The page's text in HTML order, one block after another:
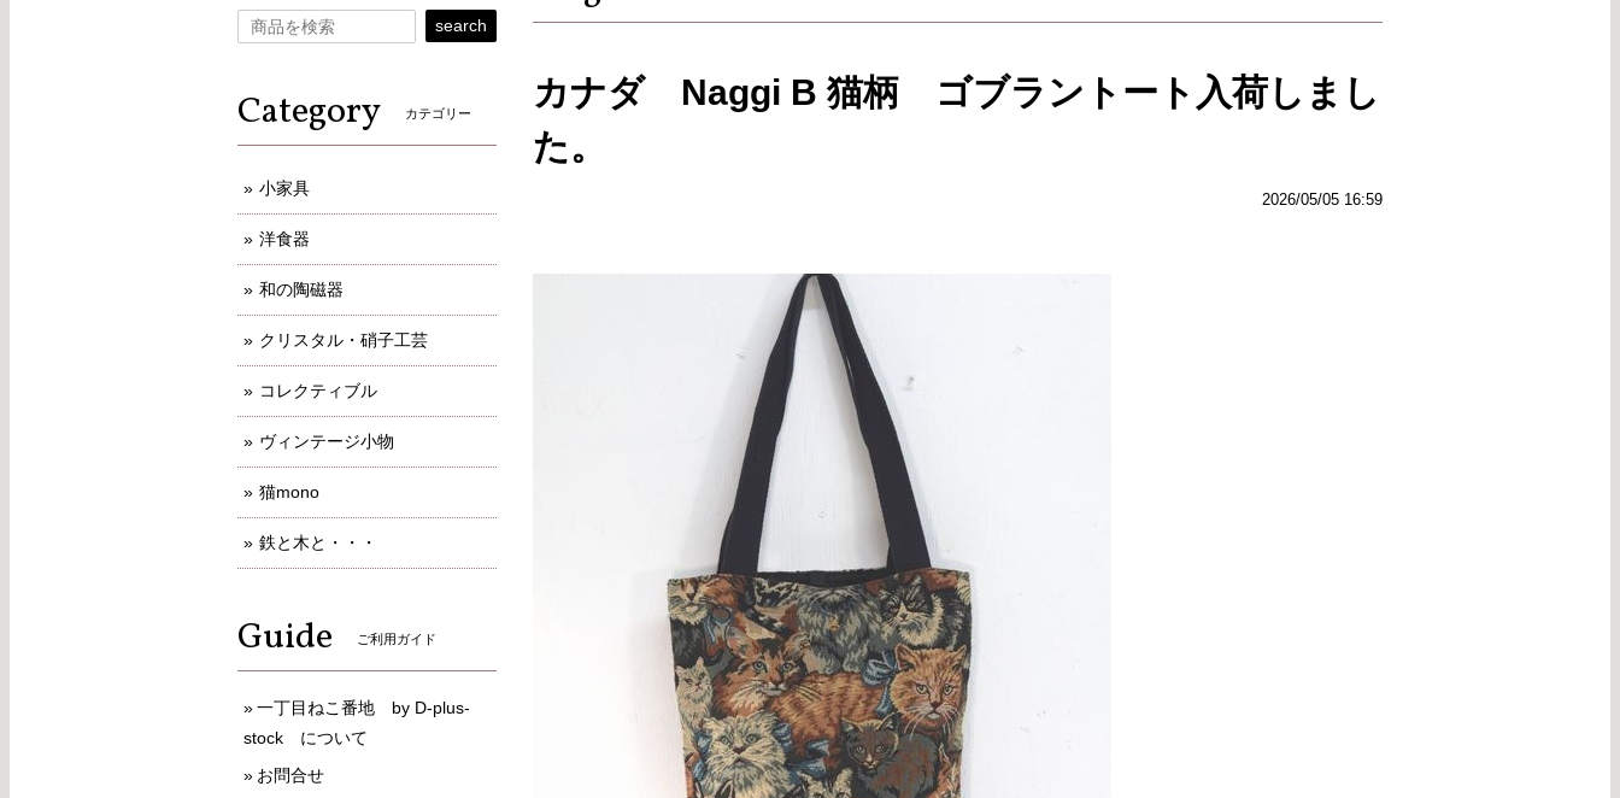
カナダ Naggi B 猫柄 ゴブラントート入荷しまし
た。
2026/05/05 16:59
search
Category カテゴリー
小家具
洋食器
和の陶磁器
クリスタル・硝子工芸
コレクティブル
ヴィンテージ小物
猫mono
鉄と木と・・・
Guide ご利用ガイド
一丁目ねこ番地 by D-plus-
stock について
お問合せ